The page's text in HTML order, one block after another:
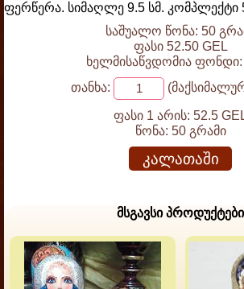
ფერწერა. სიმაღლე 9.5 სმ. კომპლექტი
საშუალო წონა: 50
ფასი 52.50 GEL
ხელმისაწვდომია ფონდი:
თანხა:
ფასი 1 არის: 52.5
წონა: 50 გრამი
კალათაში
მსგავსი პროდუქტები